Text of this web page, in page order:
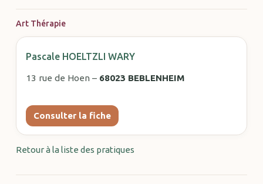
Art Thérapie
Pascale HOELTZLI WARY
13 rue de Hoen – 68023 BEBLENHEIM
Consulter la fiche
Retour à la liste des pratiques